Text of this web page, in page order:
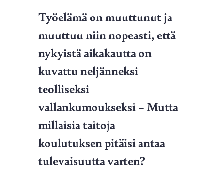
Työelämä on muuttunut ja
muuttuu niin nopeasti, että
nykyistä aikakautta on
kuvattu neljänneksi
teolliseksi
vallankumoukseksi – Mutta
millaisia taitoja
koulutuksen pitäisi antaa
tulevaisuutta varten?